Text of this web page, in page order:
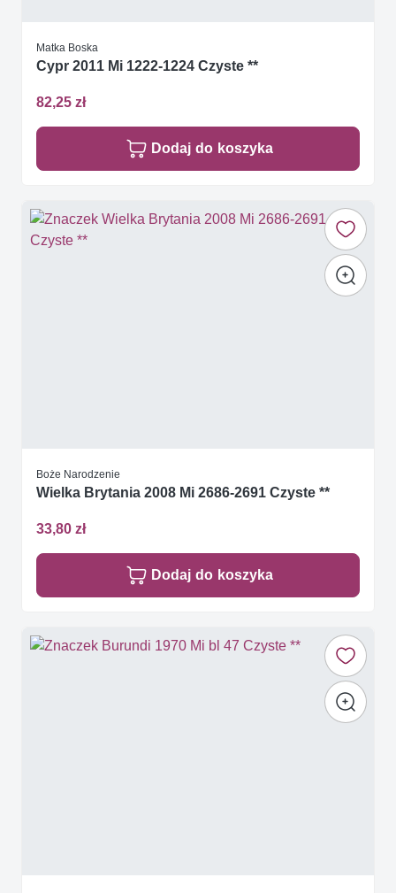
Matka Boska
Cypr 2011 Mi 1222-1224 Czyste **
82,25 zł
Dodaj do koszyka
Boże Narodzenie
Wielka Brytania 2008 Mi 2686-2691 Czyste **
33,80 zł
Dodaj do koszyka